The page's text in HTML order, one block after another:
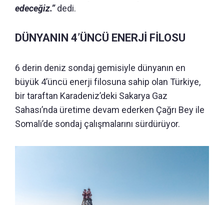
edeceğiz.”dedi.
DÜNYANIN 4’ÜNCÜ ENERJİ FİLOSU
6 derin deniz sondaj gemisiyle dünyanın en
büyük 4’üncü enerji filosuna sahip olan Türkiye,
bir taraftan Karadeniz’deki Sakarya Gaz
Sahası’nda üretime devam ederken Çağrı Bey ile
Somali’de sondaj çalışmalarını sürdürüyor.